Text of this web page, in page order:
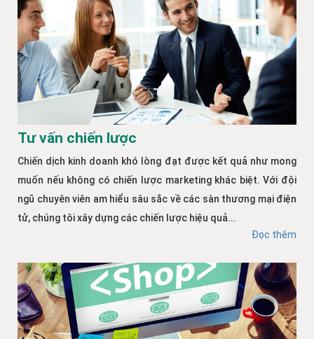
Tư vấn chiến lược
Chiến dịch kinh doanh khó lòng đạt được kết quả như mong
muốn nếu không có chiến lược marketing khác biệt. Với đội
ngũ chuyên viên am hiểu sâu sắc về các sàn thương mại điện
tử, chúng tôi xây dựng các chiến lược hiệu quả...
Đọc thêm